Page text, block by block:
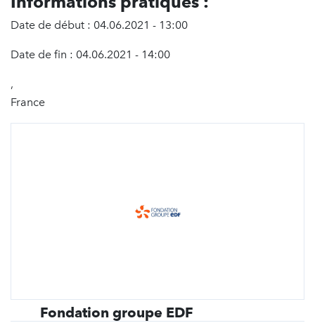
Date de début : 04.06.2021 - 13:00
Date de fin : 04.06.2021 - 14:00
,
France
Fondation groupe EDF